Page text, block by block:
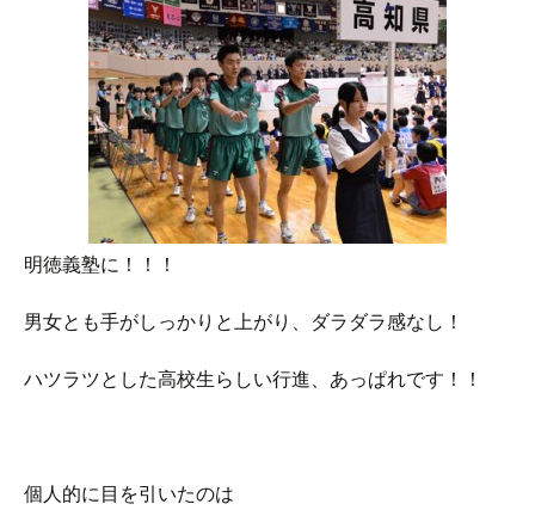
明徳義塾に！！！
男女とも手がしっかりと上がり、ダラダラ感なし！
ハツラツとした高校生らしい行進、あっぱれです！！
個人的に目を引いたのは